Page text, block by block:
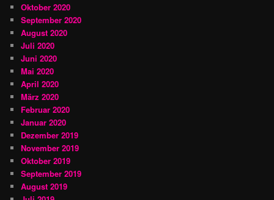
Oktober 2020
September 2020
August 2020
Juli 2020
Juni 2020
Mai 2020
April 2020
März 2020
Februar 2020
Januar 2020
Dezember 2019
November 2019
Oktober 2019
September 2019
August 2019